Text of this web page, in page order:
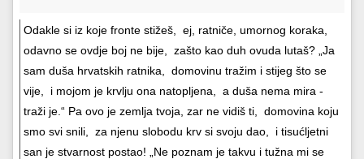
Odakle si iz koje fronte stižeš, ej, ratniče, umornog koraka,
odavno se ovdje boj ne bije, zašto kao duh ovuda lutaš? „Ja
sam duša hrvatskih ratnika, domovinu tražim i stijeg što se
vije, i mojom je krvlju ona natopljena, a duša nema mira -
traži je.“ Pa ovo je zemlja tvoja, zar ne vidiš ti, domovina koju
smo svi snili, za njenu slobodu krv si svoju dao, i tisućljetni
san je stvarnost postao! „Ne poznam je takvu i tužna mi se